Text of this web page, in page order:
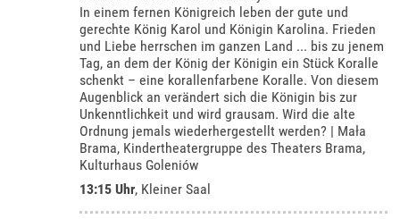
In einem fernen Königreich leben der gute und
gerechte König Karol und Königin Karolina. Frieden
und Liebe herrschen im ganzen Land ... bis zu jenem
Tag, an dem der König der Königin ein Stück Koralle
schenkt – eine korallenfarbene Koralle. Von diesem
Augenblick an verändert sich die Königin bis zur
Unkenntlichkeit und wird grausam. Wird die alte
Ordnung jemals wiederhergestellt werden? | Mała
Brama, Kindertheatergruppe des Theaters Brama,
Kulturhaus Goleniów
13:15 Uhr, Kleiner Saal